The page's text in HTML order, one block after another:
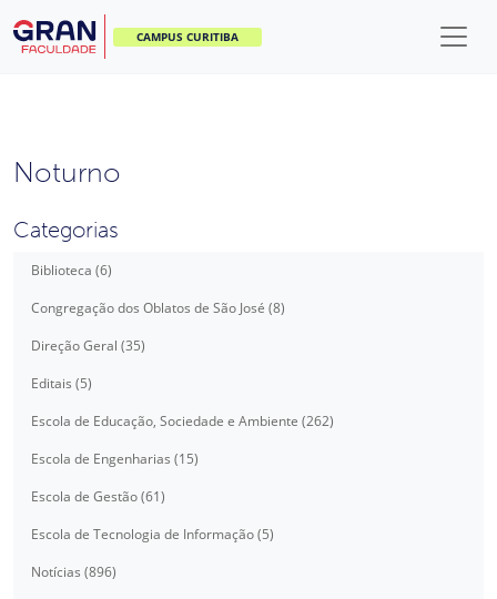
CAMPUS CURITIBA
Noturno
Categorias
Biblioteca (6)
Congregação dos Oblatos de São José (8)
Direção Geral (35)
Editais (5)
Escola de Educação, Sociedade e Ambiente (262)
Escola de Engenharias (15)
Escola de Gestão (61)
Escola de Tecnologia de Informação (5)
Notícias (896)